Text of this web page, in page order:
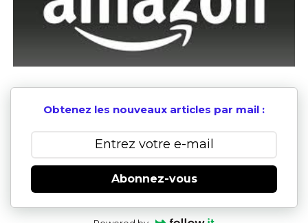
Obtenez les nouveaux articles par mail :
Abonnez-vous